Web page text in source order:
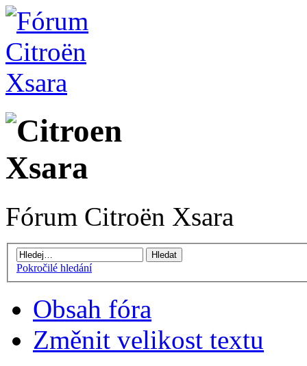
Fórum Citroën Xsara
Pokročilé hledání
Obsah fóra
Změnit velikost textu